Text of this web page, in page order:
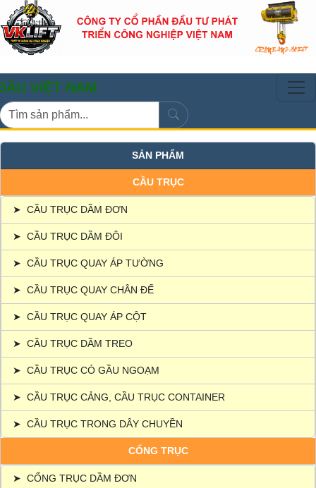
NAM
SẢN PHẨM
CẦU TRỤC
➤ CẦU TRỤC DẦM ĐƠN
➤ CẦU TRỤC DẦM ĐÔI
➤ CẦU TRỤC QUAY ÁP TƯỜNG
➤ CẦU TRỤC QUAY CHÂN ĐẾ
➤ CẦU TRỤC QUAY ÁP CỘT
➤ CẦU TRỤC DẦM TREO
➤ CẦU TRỤC CÓ GẦU NGOẠM
➤ CẦU TRỤC CẢNG, CẦU TRỤC CONTAINER
➤ CẦU TRỤC TRONG DÂY CHUYỀN
CỔNG TRỤC
➤ CỔNG TRỤC DẦM ĐƠN